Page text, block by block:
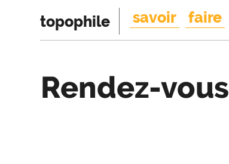
topophile savoir faire
Rendez-vous